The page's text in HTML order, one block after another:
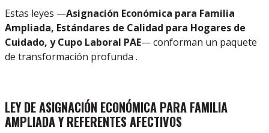
Estas leyes —Asignación Económica para Familia
Ampliada, Estándares de Calidad para Hogares de
Cuidado, y Cupo Laboral PAE— conforman un paquete
de transformación profunda .
LEY DE ASIGNACIÓN ECONÓMICA PARA FAMILIA
AMPLIADA Y REFERENTES AFECTIVOS